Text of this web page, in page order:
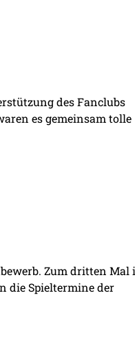
des Fanclubs
es gemeinsam tolle
Zum dritten Mal
die Spieltermine der